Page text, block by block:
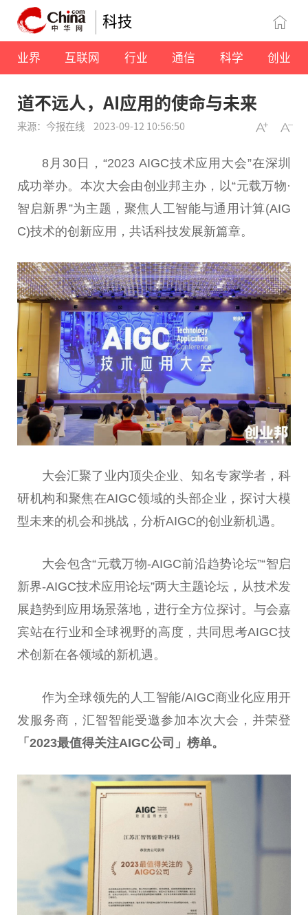
科技
业界 互联网 行业 通信 科学 创业
道不远人，AI应用的使命与未来
来源：今报在线 2023-09-12 10:56:50
8月30日，“2023 AIGC技术应用大会”在深圳
成功举办。本次大会由创业邦主办，以“元载万物·
智启新界”为主题，聚焦人工智能与通用计算(AIG
C)技术的创新应用，共话科技发展新篇章。
大会汇聚了业内顶尖企业、知名专家学者，科
研机构和聚焦在AIGC领域的头部企业，探讨大模
型未来的机会和挑战，分析AIGC的创业新机遇。
大会包含“元载万物-AIGC前沿趋势论坛”“智启
新界-AIGC技术应用论坛”两大主题论坛，从技术发
展趋势到应用场景落地，进行全方位探讨。与会嘉
宾站在行业和全球视野的高度，共同思考AIGC技
术创新在各领域的新机遇。
作为全球领先的人工智能/AIGC商业化应用开
发服务商，汇智智能受邀参加本次大会，并荣登
「2023最值得关注AIGC公司」榜单。